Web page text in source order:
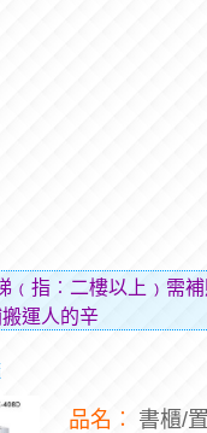
﹙指︰二樓以上﹚需
人的辛勞）。
品名︰ 書櫃/